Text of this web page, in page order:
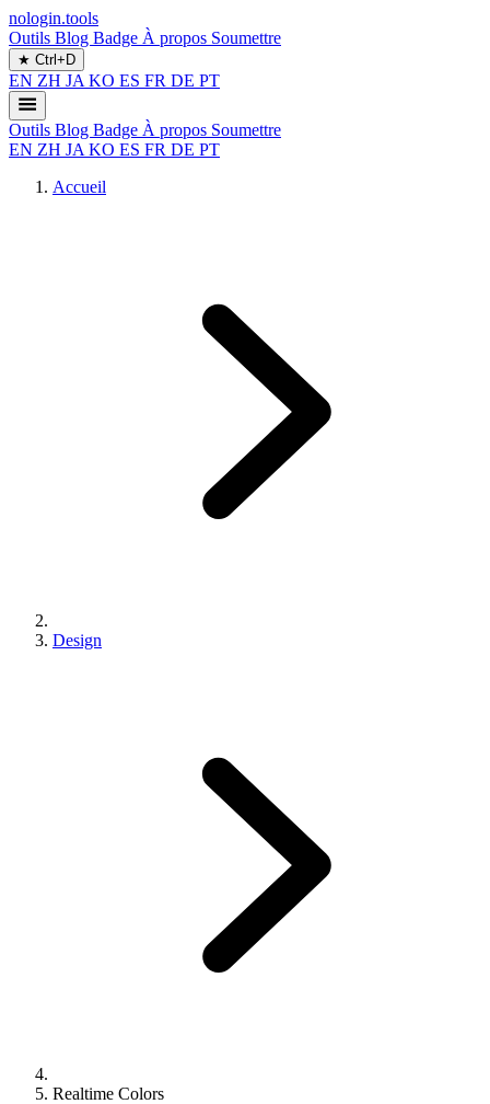
nologin.tools
Outils Blog Badge À propos Soumettre
★ Ctrl+D
EN ZH JA KO ES FR DE PT
Outils Blog Badge À propos Soumettre
EN ZH JA KO ES FR DE PT
Accueil
Design
Realtime Colors